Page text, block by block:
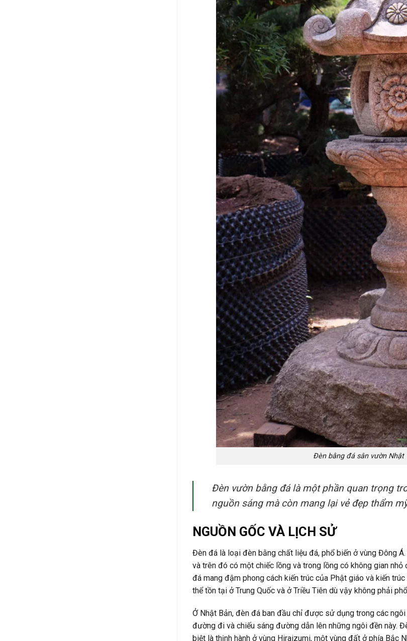
Đèn bằng đá sân vườn
Đèn vườn bằng đá là một phần quan trọng
nguồn sáng mà còn mang lại vẻ đẹp thẩm
NGUỒN GỐC VÀ LỊCH SỬ
Đèn đá là loại đèn bằng chất liệu đá, phổ biến ở vùng Đông
và trên đó có một chiếc lồng và trong lồng có không gian
đá mang đậm phong cách kiến trúc của Phật giáo và kiến
thể tồn tại ở Trung Quốc và ở Triều Tiên dù vậy không phải
Ở Nhật Bản, đèn đá ban đầu chỉ được sử dụng trong các
đường đi và chiếu sáng đường dẫn lên những ngôi đền này.
biệt là thịnh hành ở vùng Hiraizumi, một vùng đất ở phía Bắc